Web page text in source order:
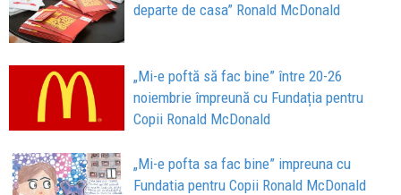
departe de casa” Ronald McDonald
„Mi-e poftă să fac bine” între 20-26
noiembrie împreună cu Fundația pentru
Copii Ronald McDonald
„Mi-e pofta sa fac bine” impreuna cu
Fundatia pentru Copii Ronald McDonald